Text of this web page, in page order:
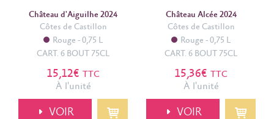
2024 (2)
2025 (3)
Rouge (14)
Appellation
Château d'Aiguilhe 2024
Côtes de Castillon
Rouge
0,75 L
CART. 6 BOUT 75CL
15,12€ TTC
À l'unité
VOIR
Château Alcée 2024
Côtes de Castillon
Rouge
0,75 L
CART. 6 BOUT 75CL
15,36€ TTC
À l'unité
VOIR